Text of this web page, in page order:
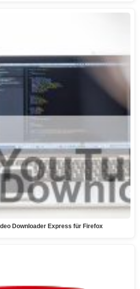
Downloader Express für Firefox